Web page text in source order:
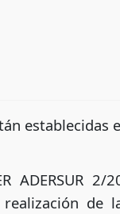
establecidas
de